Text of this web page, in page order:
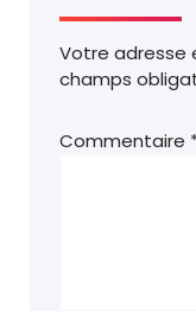
Votre adresse
champs
Commentaire